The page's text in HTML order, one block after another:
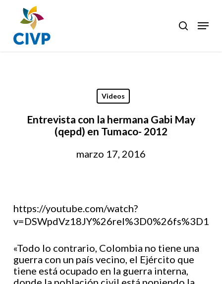
main
content
search
Menu
Videos
Entrevista con la hermana Gabi May
(qepd) en Tumaco- 2012
marzo 17, 2016
https://youtube.com/watch?
v=DSWpdVz18JY%26rel%3D0%26fs%3D1
«Todo lo contrario, Colombia no tiene una
guerra con un país vecino, el Ejército que
tiene está ocupado en la guerra interna,
Close